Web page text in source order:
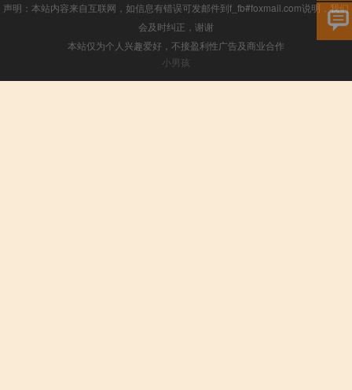
声明：本站内容来自互联网，如信息有错误可发邮件到f_fb#foxmail.com说明，我们
会及时纠正，谢谢
本站仅为个人兴趣爱好，不接盈利性广告及商业合作
小男孩